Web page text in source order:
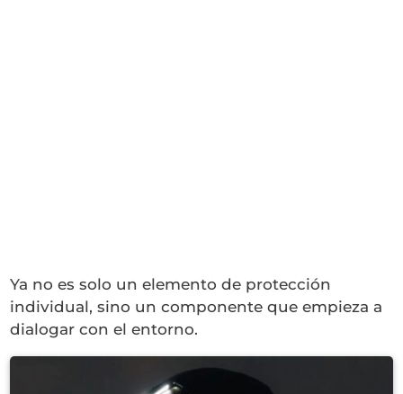
Ya no es solo un elemento de protección
individual, sino un componente que empieza a
dialogar con el entorno.